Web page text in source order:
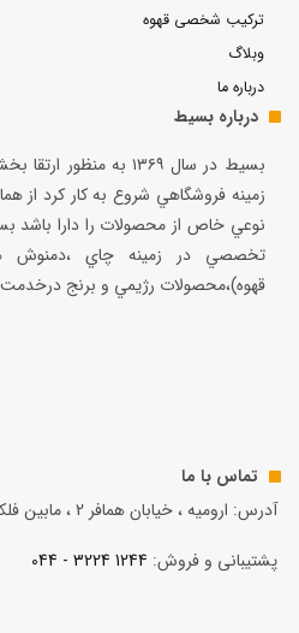
ترکیب شخصی قهوه
وبلاگ
درباره ما
درباره بسیط
بسيط در سال ۱۳۶۹ به
زمينه فروشگاهي شروع به كار كرد از
نوعي خاص از محصولات را دارا باشد
تخصصي در زمينه چاي ،دمنوش
قهوه)،محصولات رژيمي و برنج
تماس با ما
آدرس: ارومیه ، خیابان همافر 2 ، مابين فلكه نه پله و کسری
پشتیبانی و فروش: 1244 3224 - 044